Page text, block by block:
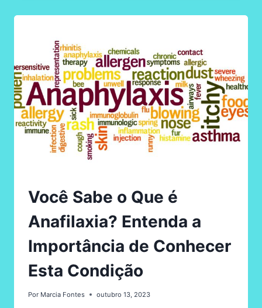
SEGURA
NA
ESCOLA
Você Sabe o Que é
Anafilaxia? Entenda a
Importância de Conhecer
Esta Condição
Por Marcia Fontes outubro 13, 2023